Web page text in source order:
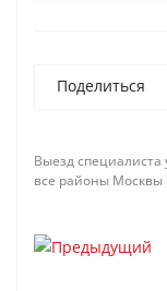
Поделиться
Выезд специалиста
все районы Москвы